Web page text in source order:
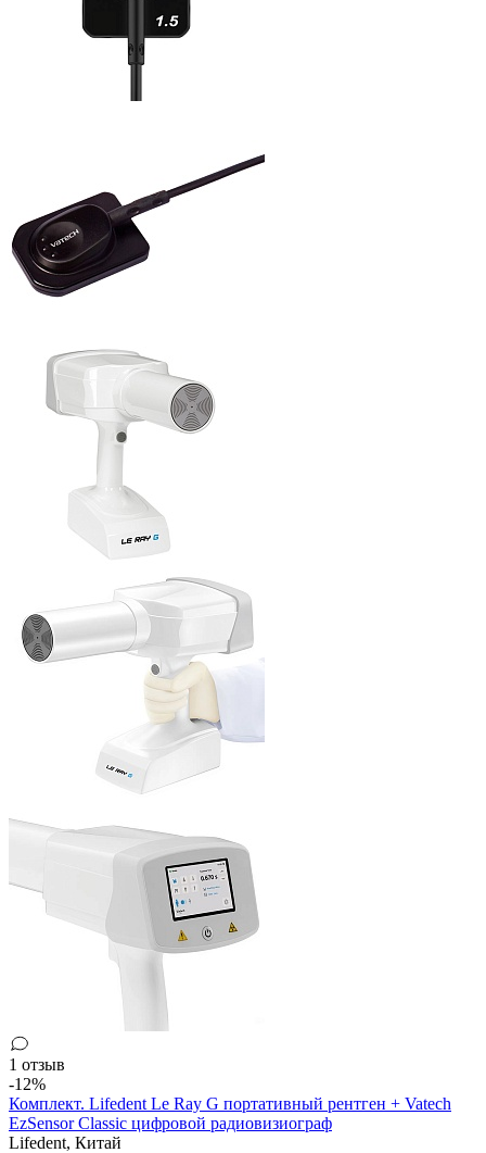
1 отзыв
-12%
Комплект. Lifedent Le Ray G портативный рентген + Vatech
EzSensor Classic цифровой радиовизиограф
Lifedent, Китай